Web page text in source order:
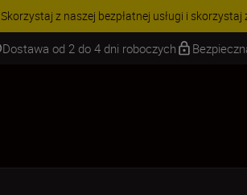
PROMOCJA NA AKCESORIA | Oszczędź 15%
Dostawa od 2 do 4 dni roboczych